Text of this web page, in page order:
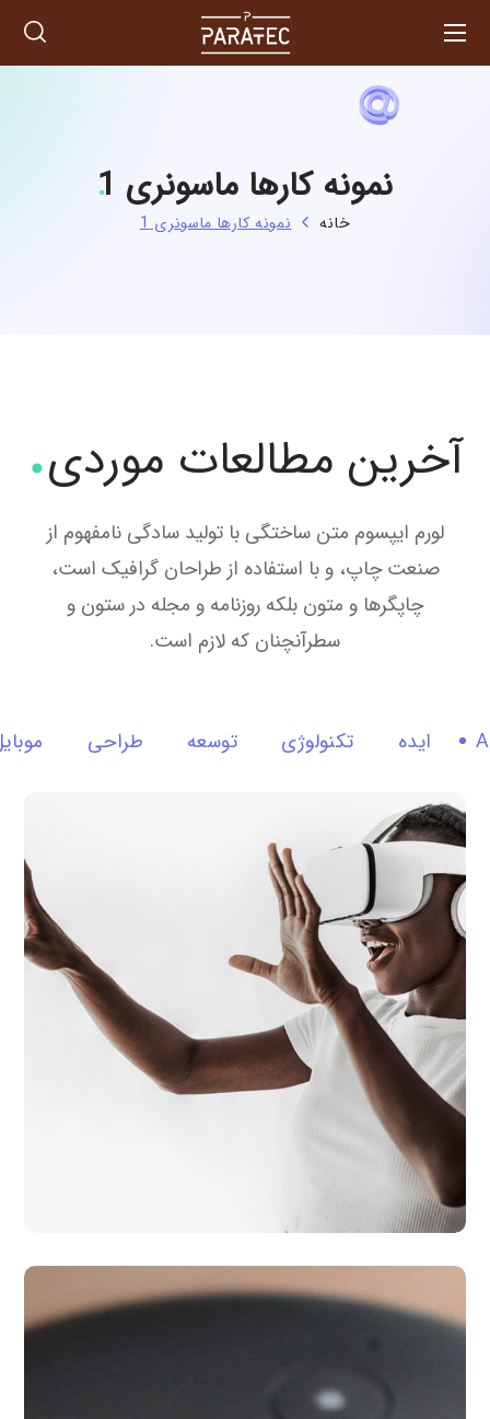
نمونه کارها ماسونری 1
خانه نمونه کارها ماسونری 1
آخرین مطالعات موردی
لورم ایپسوم متن ساختگی با تولید سادگی نامفهوم از
صنعت چاپ، و با استفاده از طراحان گرافیک است،
چاپگرها و متون بلکه روزنامه و مجله در ستون و
سطرآنچنان که لازم است.
ایده تکنولوژی توسعه طراحی